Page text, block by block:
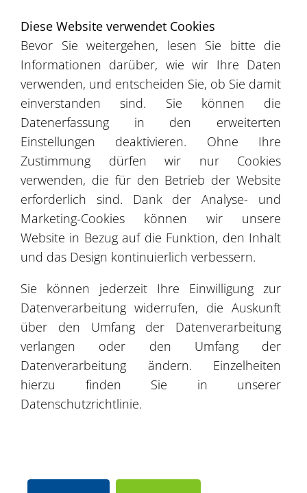
4
3
8
3
Leaflet| ©OpenStreetMap©CartoDB
Referenzen
Produktkatalog
Angebote
Partnernetzwerk
Diese Website verwendet Cookies
Bevor Sie weitergehen, lesen Sie bitte die
Informationen darüber, wie wir Ihre Daten
verwenden, und entscheiden Sie, ob Sie damit
einverstanden sind. Sie können die
Datenerfassung in den erweiterten
Einstellungen deaktivieren. Ohne Ihre
Zustimmung dürfen wir nur Cookies
verwenden, die für den Betrieb der Website
erforderlich sind. Dank der Analyse- und
Marketing-Cookies können wir unsere
Website in Bezug auf die Funktion, den Inhalt
und das Design kontinuierlich verbessern.
Sie können jederzeit Ihre Einwilligung zur
Datenverarbeitung widerrufen, die Auskunft
über den Umfang der Datenverarbeitung
verlangen oder den Umfang der
Datenverarbeitung ändern. Einzelheiten
hierzu finden Sie in unserer
Datenschutzrichtlinie.